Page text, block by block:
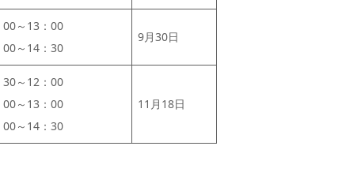
～13：00
～14：30
9月30日
～12：00
～13：00
～14：30
11月18日